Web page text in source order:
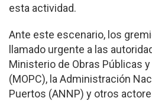
esta actividad.
Ante este escenario, los
llamado urgente a las
Ministerio de Obras Públicas
(MOPC), la Administración
Puertos (ANNP) y otros